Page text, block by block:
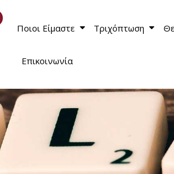
Ποιοι Είμαστε Τριχόπτωση
Επικοινωνία